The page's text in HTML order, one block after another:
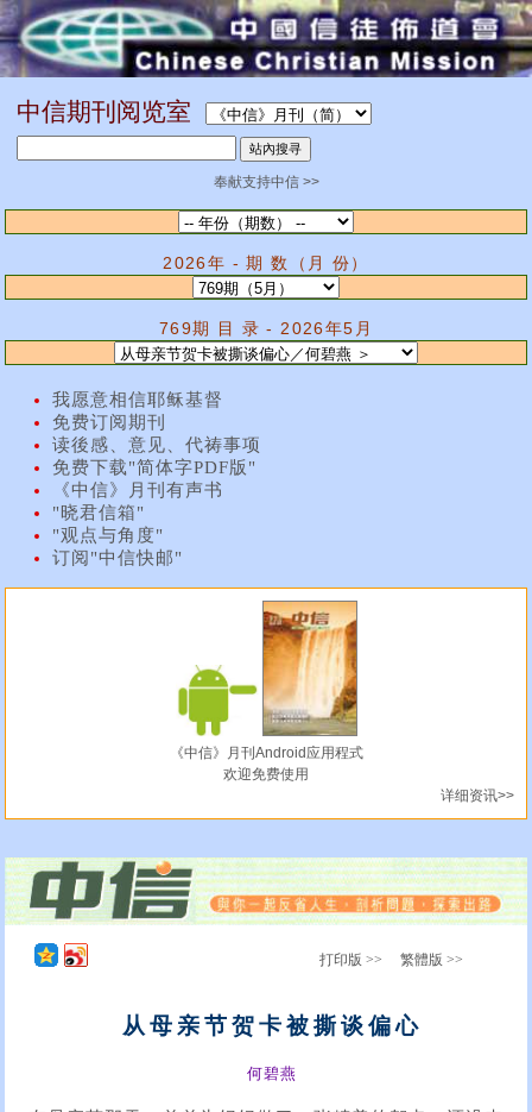
中信期刊阅览室
奉献支持中信 >>
2026年 - 期 数（月 份）
769期 目 录 - 2026年5月
我愿意相信耶稣基督
免费订阅期刊
读後感、意见、代祷事项
免费下载"简体字PDF版"
《中信》月刊有声书
"晓君信箱"
"观点与角度"
订阅"中信快邮"
《中信》月刊Android应用程式
欢迎免费使用
详细资讯>>
打印版 >> 繁體版 >>
从母亲节贺卡被撕谈偏心
何碧燕